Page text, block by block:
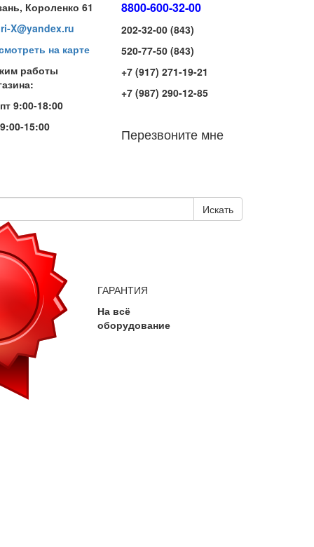
Короленко 61
X@yandex.ru
на карте
работы
9:00-18:00
15:00
8800-600-32-00
202-32-00 (843)
520-77-50 (843)
+7 (917) 271-19-21
+7 (987) 290-12-85
Перезвоните мне
Искать
ГАРАНТИЯ
На всё
оборудование